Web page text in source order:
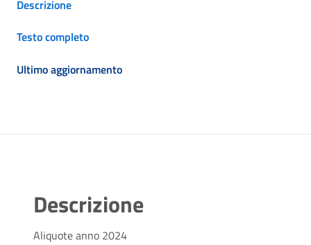
Descrizione
Testo completo
Ultimo aggiornamento
Descrizione
Aliquote anno 2024